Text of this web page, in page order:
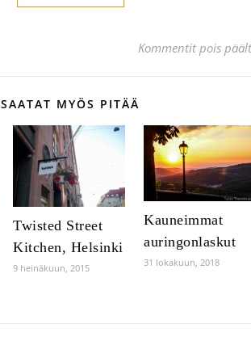
Kommentit pois
SAATAT MYÖS PITÄÄ
Twisted Street
Kitchen, Helsinki
9 heinäkuun, 2015
Kauneimmat
auringonlaskut
31 lokakuun, 2018